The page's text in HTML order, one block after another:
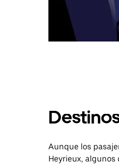
Aunque los
Heyrieux,